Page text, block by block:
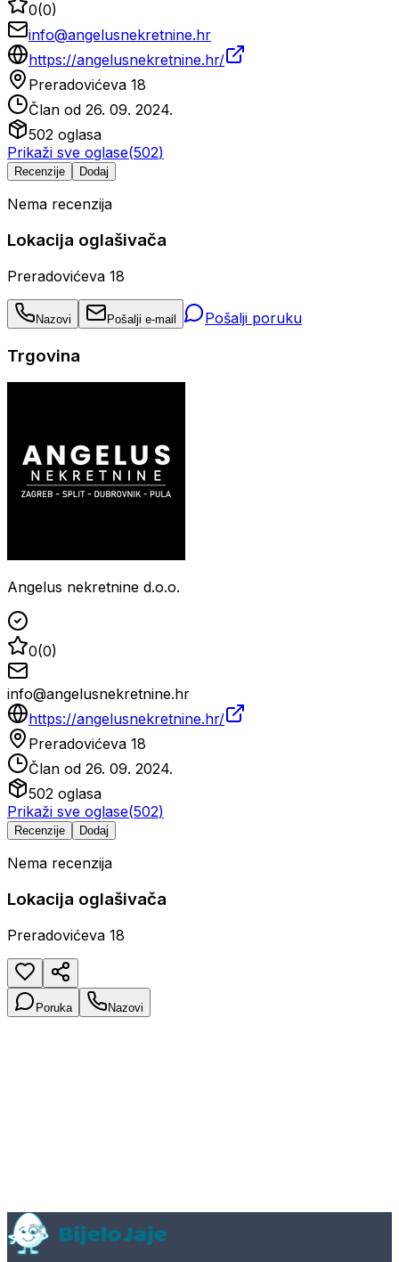
0(0)
info@angelusnekretnine.hr
https://angelusnekretnine.hr/
Preradovićeva 18
Član od 26. 09. 2024.
502 oglasa
Prikaži sve oglase(502)
Recenzije Dodaj
Nema recenzija
Lokacija oglašivača
Preradovićeva 18
Nazovi Pošalji e-mail Pošalji poruku
Trgovina
Angelus nekretnine d.o.o.
0(0)
info@angelusnekretnine.hr
https://angelusnekretnine.hr/
Preradovićeva 18
Član od 26. 09. 2024.
502 oglasa
Prikaži sve oglase(502)
Recenzije Dodaj
Nema recenzija
Lokacija oglašivača
Preradovićeva 18
Poruka Nazovi